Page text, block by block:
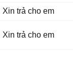
Xin trả cho em
Xin trả cho em